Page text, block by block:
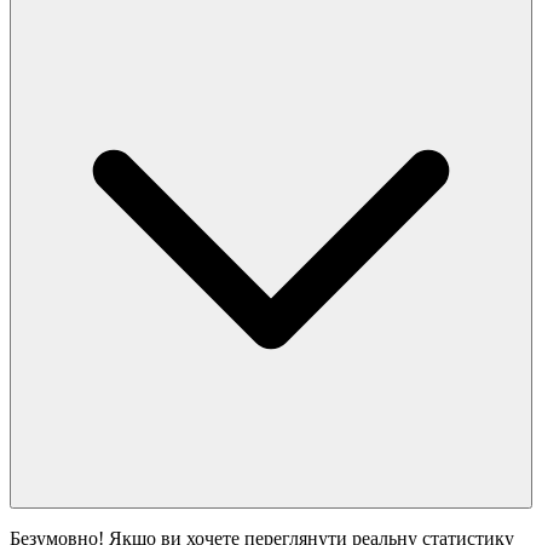
Безумовно! Якщо ви хочете переглянути реальну статистику